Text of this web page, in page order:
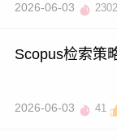
2026-06-03
Scopus检索策
2026-06-03 41